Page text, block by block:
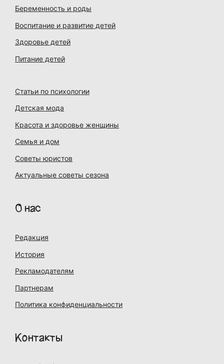
Беременность и роды
Воспитание и развитие детей
Здоровье детей
Питание детей
Статьи по психологии
Детская мода
Красота и здоровье женщины
Семья и дом
Советы юристов
Актуальные советы сезона
О нас
Редакция
История
Рекламодателям
Партнерам
Политика конфиденциальности
Контакты